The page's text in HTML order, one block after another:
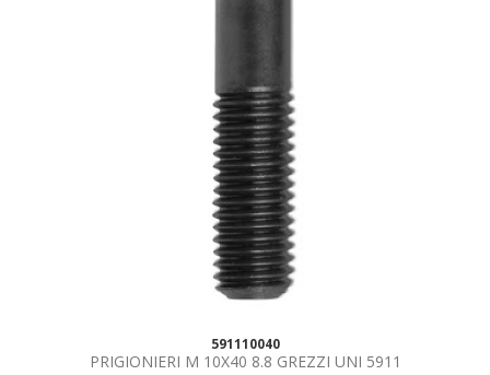
591110040
PRIGIONIERI M 10X40 8.8 GREZZI UNI 5911